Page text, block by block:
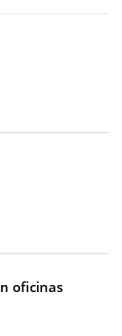
oficinas